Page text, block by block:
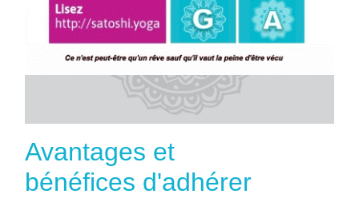
Avantages et
bénéfices d'adhérer